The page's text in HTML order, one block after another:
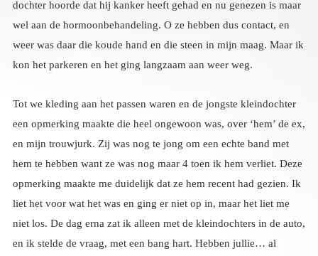
kon het parkeren en het ging langzaam aan weer weg.
Tot we kleding aan het passen waren en de jongste kleindochter
een opmerking maakte die heel ongewoon was, over ‘hem’ de ex,
en mijn trouwjurk. Zij was nog te jong om een echte band met
hem te hebben want ze was nog maar 4 toen ik hem verliet. Deze
opmerking maakte me duidelijk dat ze hem recent had gezien. Ik
liet het voor wat het was en ging er niet op in, maar het liet me
niet los. De dag erna zat ik alleen met de kleindochters in de auto,
en ik stelde de vraag, met een bang hart. Hebben jullie… al
gezien. Ja zeiden ze. En ben je bij hem op bezoek geweest, ja
zeiden ze, maar dat mogen we niet tegen jou vertellen. O zei ik
word daar niet boos om hoor. En ik vroeg verder: is hij al bij
jullie geweest? Ja zeiden ze, een paar dagen geleden, hij is
blijven slapen met zijn nieuwe vrouw. Boem, die kwam
binnen……. Pffff, ik trachtte mijn ademhaling onder controle te
krijgen en vroeg nog even hoe het was, en of zij aardig was. Ja